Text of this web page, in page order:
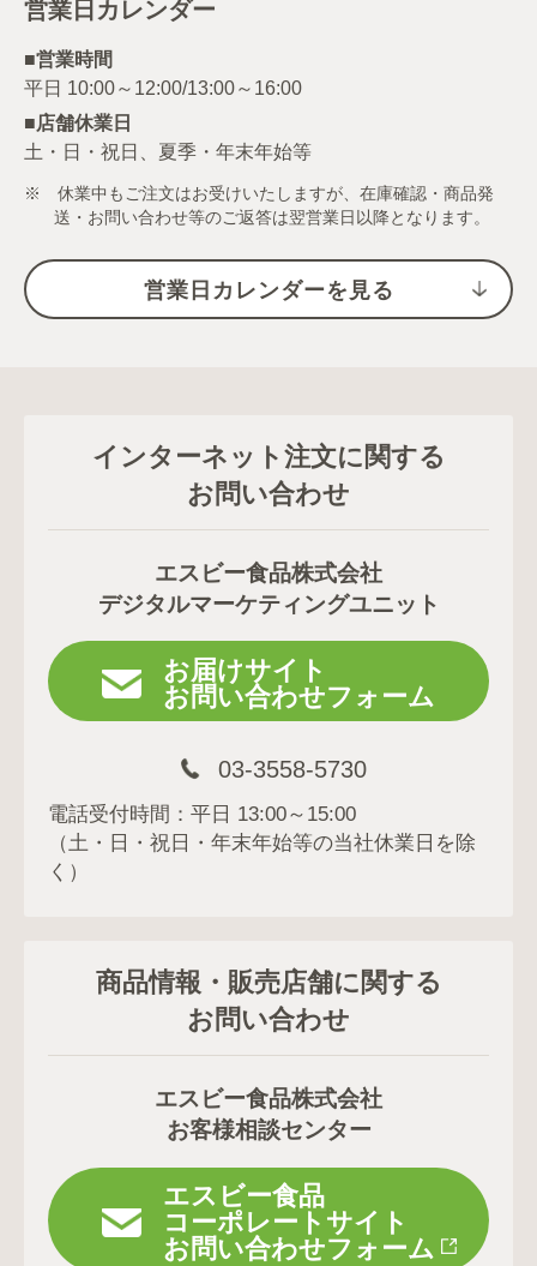
営業日カレンダー
■営業時間
■店舗休業日
土・日・祝日、夏季・年末年始等
※ 休業中もご注文はお受けいたしますが、在庫確認・商品発
送・お問い合わせ等のご返答は翌営業日以降となります。
営業日カレンダーを見る
インターネット注文に関する
お問い合わせ
エスビー食品株式会社
デジタルマーケティングユニット
お届けサイト
お問い合わせフォーム
03-3558-5730
電話受付時間：平日 13:00～15:00
（土・日・祝日・年末年始等の当社休業日を除
く）
商品情報・販売店舗に関する
お問い合わせ
エスビー食品株式会社
お客様相談センター
エスビー食品
コーポレートサイト
お問い合わせフォーム